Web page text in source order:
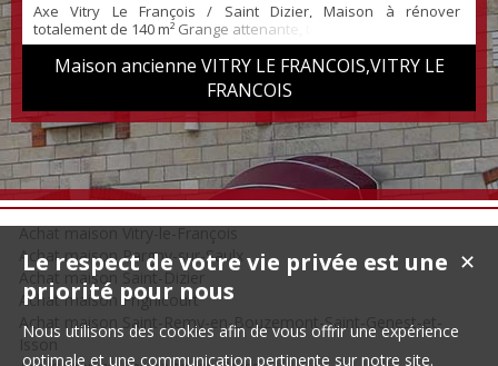
Axe Vitry Le François / Saint Dizier, Maison à rénover
totalement de 140 m² Grange attenante, terrain de 500m²
Maison ancienne VITRY LE FRANCOIS,VITRY LE
FRANCOIS
Achat maison Vitry-le-François
Achat maison Pargny-sur-Saulx
Achat maison Saint-Dizier
Achat maison Frignicourt
Achat maison Saint-Remy-en-Bouzemont-Saint-Genest-et-
Isson
✕
Le respect de votre vie privée est une
priorité pour nous
Nous utilisons des cookies afin de vous offrir une expérience
optimale et une communication pertinente sur notre site.